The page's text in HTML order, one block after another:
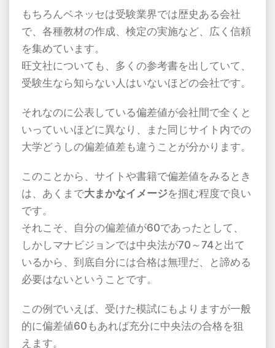
もちろんベネッセは受験業界では歴史ある会社
で、各種教材の作成、検定の実施など、広く信頼
を集めています。
旺文社についても、多くの参考書を出していて、
受験生なら知らない人はいないほどの会社です。
それなのに公表している偏差値が会社間で全くと
いっていいほどに異なり、また同じサイト内での
大学どうしの偏差値差も違うことが分かります。
このことから、サイトや書籍で偏差値をみるとき
は、あくまで大まかなイメージを掴む程度で良い
です。
それこそ、自分の偏差値が60であったとして、
しかしマナビジョンでは中央法が70～74と出て
いるから、到底自分には合格は無理だ、と諦める
必要はないということです。
この例でいえば、受けた模試にもよりますが一般
的に偏差値60もあれば充分に中央法の合格を狙
えます。